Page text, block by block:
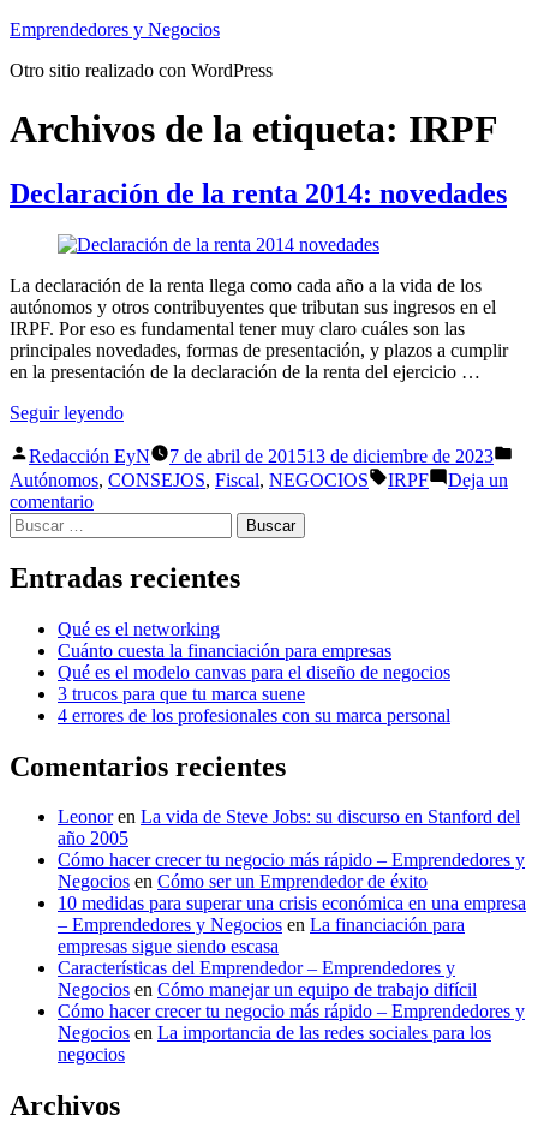
Saltar
contenido
Emprendedores y Negocios
Otro sitio realizado con WordPress
Archivos de la etiqueta: IRPF
Declaración de la renta 2014: novedades
La declaración de la renta llega como cada año a la vida de los
autónomos y otros contribuyentes que tributan sus ingresos en el
IRPF. Por eso es fundamental tener muy claro cuáles son las
principales novedades, formas de presentación, y plazos a cumplir
en la presentación de la declaración de la renta del ejercicio …
Seguir leyendo«Declaración
la
renta
novedades»
Publicado
por
Redacción EyN 7 de abril de 201513 de diciembre de 2023
Autónomos, CONSEJOS, Fiscal, NEGOCIOS Etiquetas:
IRPF
Deja un
comentarioen
de
la
renta
novedades
Buscar:
Entradas recientes
Qué es el networking
Cuánto cuesta la financiación para empresas
Qué es el modelo canvas para el diseño de negocios
3 trucos para que tu marca suene
4 errores de los profesionales con su marca personal
Comentarios recientes
Leonoren La vida de Steve Jobs: su discurso en Stanford del
año 2005
Cómo hacer crecer tu negocio más rápido – Emprendedores y
Negocios en Cómo ser un Emprendedor de éxito
10 medidas para superar una crisis económica en una empresa
– Emprendedores y Negocios en La financiación para
empresas sigue siendo escasa
Características del Emprendedor – Emprendedores y
Negocios en Cómo manejar un equipo de trabajo difícil
Cómo hacer crecer tu negocio más rápido – Emprendedores y
Negocios en La importancia de las redes sociales para los
negocios
Archivos